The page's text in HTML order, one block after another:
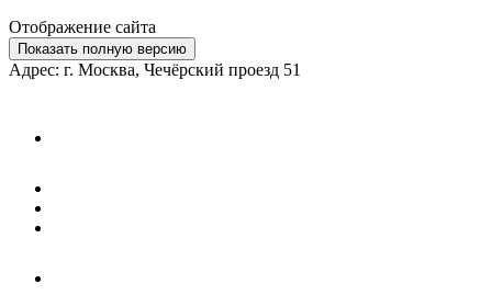
Отображение сайта
Показать полную версию
Адрес: г. Москва, Чечёрский проезд 51